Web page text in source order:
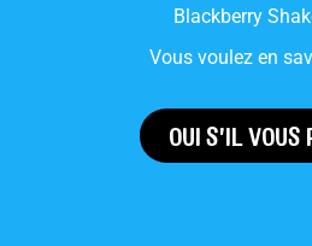
Blackberry
Vous voulez en
OUI S'IL VOUS